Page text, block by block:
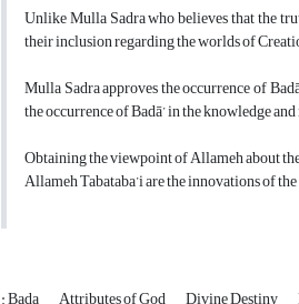
Unlike Mulla Sadra who believes that the
their inclusion regarding the worlds of
Mulla Sadra approves the occurrence of
the occurrence of Badā’ in the knowledge
Obtaining the viewpoint of Allameh about
Allameh Tabataba’i are the innovations of